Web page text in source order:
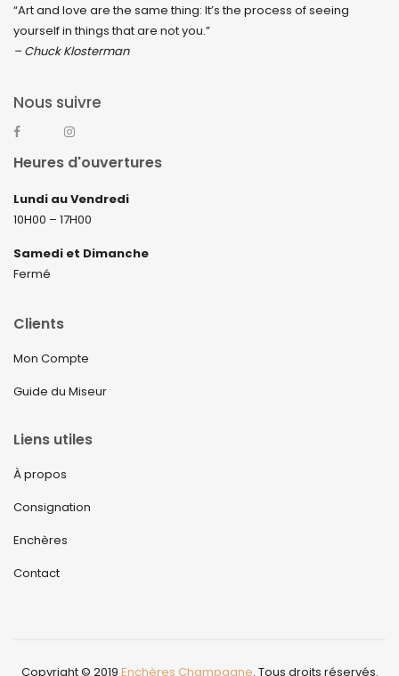
“Art and love are the same thing: It’s the process of seeing
yourself in things that are not you.”
– Chuck Klosterman
Nous suivre
Heures d'ouvertures
Lundi au Vendredi
10H00 – 17H00
Samedi et Dimanche
Fermé
Clients
Mon Compte
Guide du Miseur
Liens utiles
À propos
Consignation
Enchères
Contact
Copyright © 2019 Enchères Champagne. Tous droits réservés.